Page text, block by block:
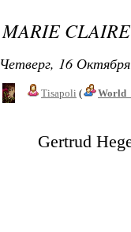
MARIE
Четверг, 16
Tisapoli (
Gertrud